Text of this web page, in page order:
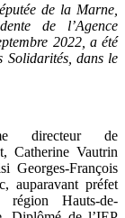
de la Marne,
de l’Agence
2022, a été
Solidarités, dans le
directeur de
Catherine Vautrin
Georges-François
auparavant préfet
Hauts-de-